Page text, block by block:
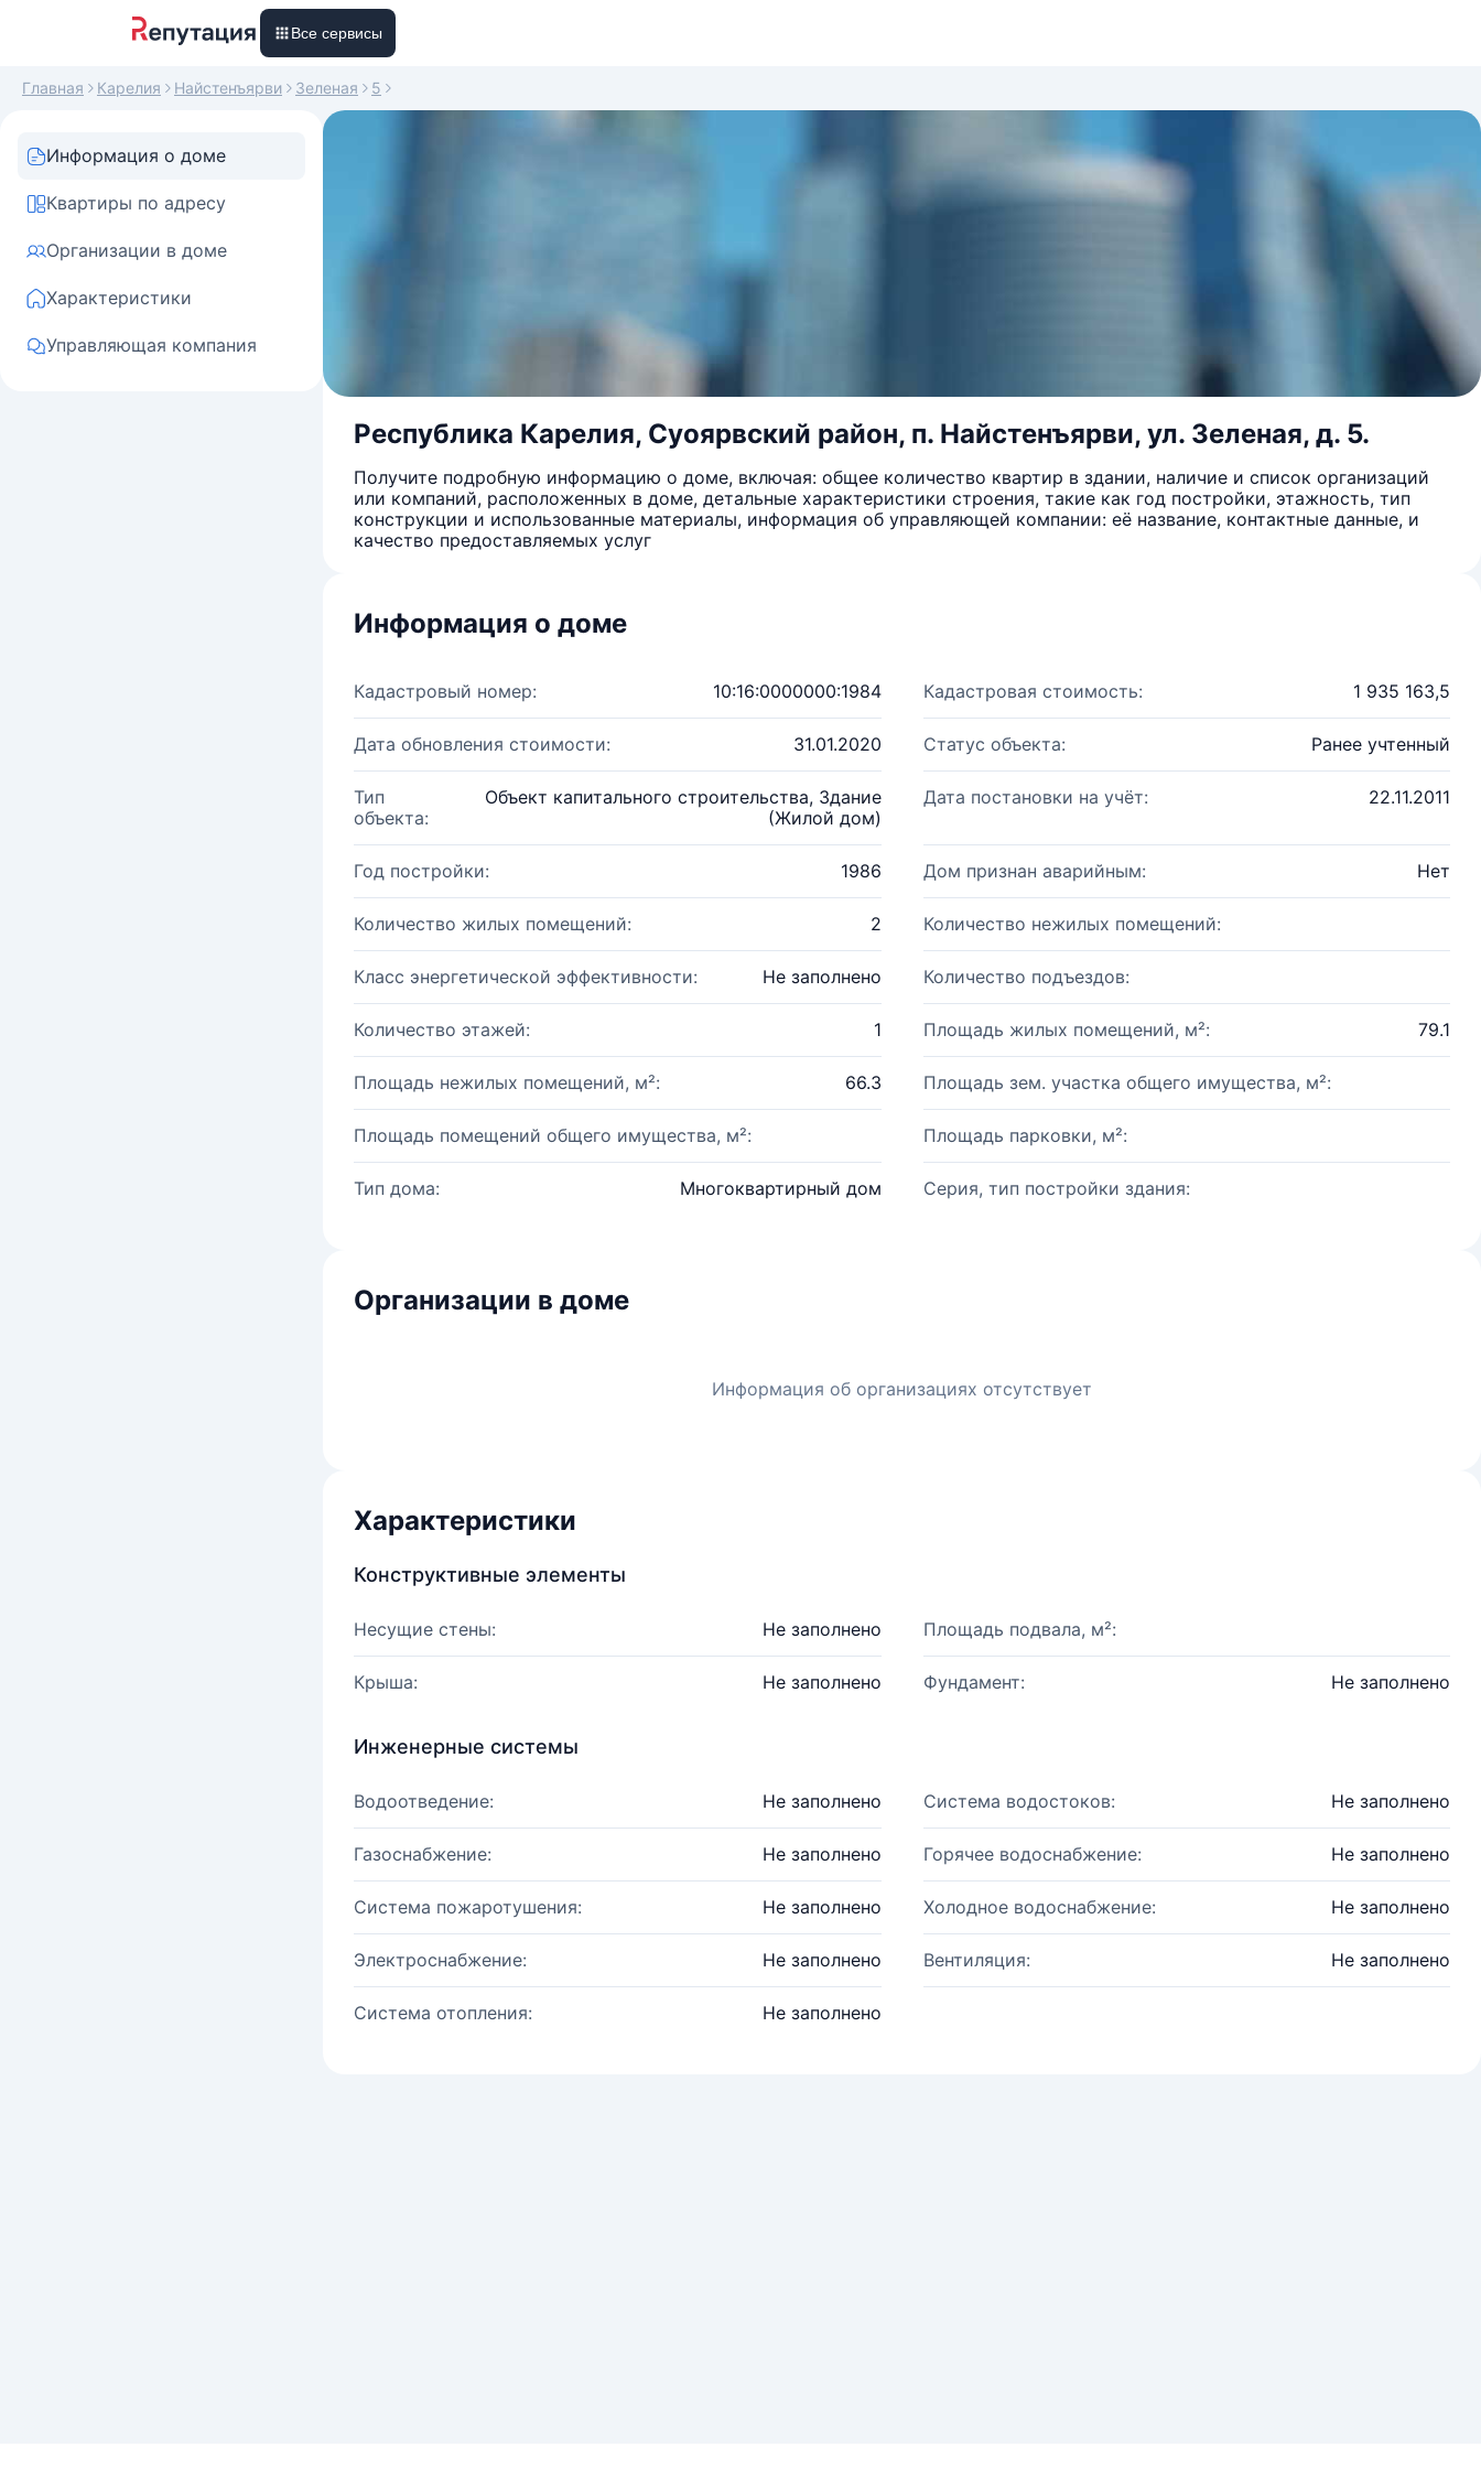
Все сервисы
Главная Карелия Найстенъярви Зеленая 5
Информация о доме
Квартиры по адресу
Организации в доме
Характеристики
Управляющая компания
Республика Карелия, Суоярвский район, п. Найстенъярви, ул. Зеленая, д. 5.
Получите подробную информацию о доме, включая: общее количество квартир в здании, наличие и список организаций
или компаний, расположенных в доме, детальные характеристики строения, такие как год постройки, этажность, тип
конструкции и использованные материалы, информация об управляющей компании: её название, контактные данные, и
качество предоставляемых услуг
Информация о доме
Кадастровый номер: 10:16:0000000:1984 Кадастровая стоимость: 1 935 163,5
Дата обновления стоимости: 31.01.2020 Статус объекта: Ранее учтенный
Тип
объекта:
Объект капитального строительства, Здание
(Жилой дом)
Дата постановки на учёт: 22.11.2011
Год постройки: 1986 Дом признан аварийным: Нет
Количество жилых помещений: 2 Количество нежилых помещений:
Класс энергетической эффективности: Не заполнено Количество подъездов:
Количество этажей: 1 Площадь жилых помещений, м²: 79.1
Площадь нежилых помещений, м²: 66.3 Площадь зем. участка общего имущества, м²:
Площадь помещений общего имущества, м²: Площадь парковки, м²:
Тип дома: Многоквартирный дом Серия, тип постройки здания:
Организации в доме
Информация об организациях отсутствует
Характеристики
Конструктивные элементы
Несущие стены: Не заполнено Площадь подвала, м²:
Крыша: Не заполнено Фундамент: Не заполнено
Инженерные системы
Водоотведение: Не заполнено Система водостоков: Не заполнено
Газоснабжение: Не заполнено Горячее водоснабжение: Не заполнено
Система пожаротушения: Не заполнено Холодное водоснабжение: Не заполнено
Электроснабжение: Не заполнено Вентиляция: Не заполнено
Система отопления: Не заполнено